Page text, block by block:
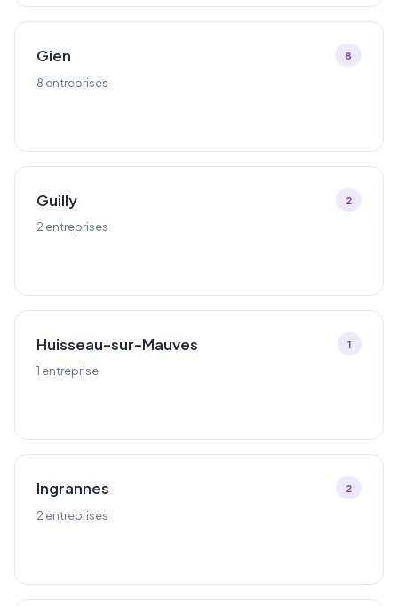
Gien
8 entreprises
8
Guilly
2 entreprises
2
Huisseau-sur-Mauves
1 entreprise
1
Ingrannes
2 entreprises
2